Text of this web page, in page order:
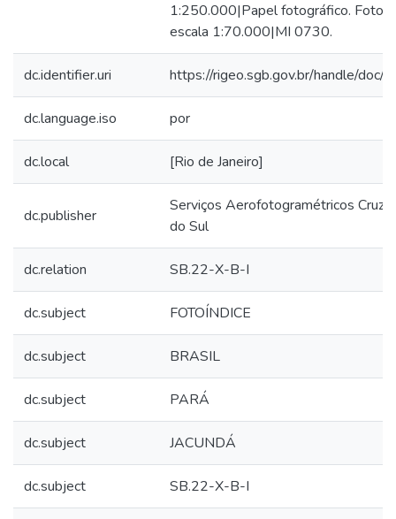
1:250.000|Papel fotográfico. Fotos
escala 1:70.000|MI 0730.
dc.identifier.uri https://rigeo.sgb.gov.br/handle/doc/
dc.language.iso por
dc.local [Rio de Janeiro]
dc.publisher
Serviços Aerofotogramétricos
do Sul
dc.relation SB.22-X-B-I
dc.subject FOTOÍNDICE
dc.subject BRASIL
dc.subject PARÁ
dc.subject JACUNDÁ
dc.subject SB.22-X-B-I